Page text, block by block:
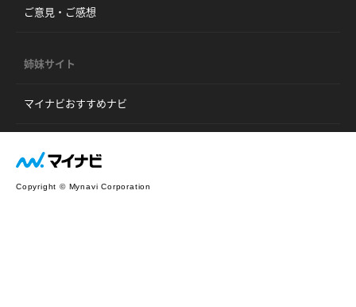
ご意見・ご感想
姉妹サイト
マイナビおすすめナビ
Copyright © Mynavi Corporation